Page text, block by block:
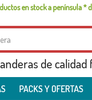
en stock a península *
de
PACKS Y OFERTAS